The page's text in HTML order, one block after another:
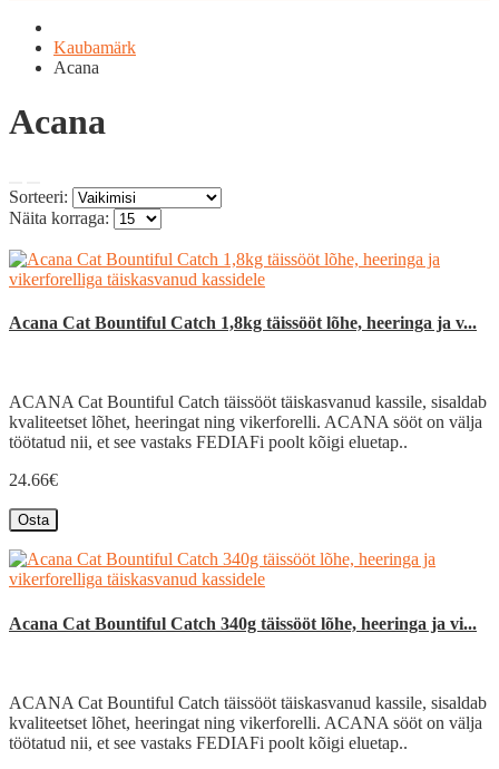
Kaubamärk
Acana
Acana
Sorteeri:
Näita korraga:
Acana Cat Bountiful Catch 1,8kg täissööt lõhe, heeringa ja v...
ACANA Cat Bountiful Catch täissööt täiskasvanud kassile, sisaldab
kvaliteetset lõhet, heeringat ning vikerforelli. ACANA sööt on välja
töötatud nii, et see vastaks FEDIAFi poolt kõigi eluetap..
24.66€
Osta
Acana Cat Bountiful Catch 340g täissööt lõhe, heeringa ja vi...
ACANA Cat Bountiful Catch täissööt täiskasvanud kassile, sisaldab
kvaliteetset lõhet, heeringat ning vikerforelli. ACANA sööt on välja
töötatud nii, et see vastaks FEDIAFi poolt kõigi eluetap..